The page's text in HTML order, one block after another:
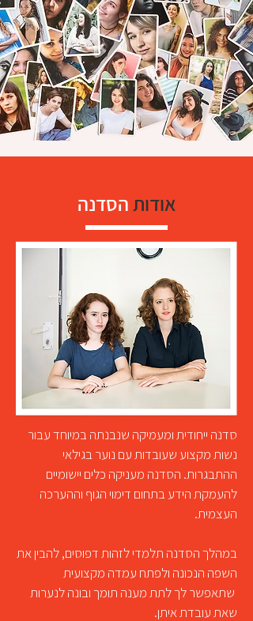
אודותהסדנה
סדנה ייחודית ומעמיקה שנבנתה במיוחד עבור
נשות מקצוע שעובדות עם נוער בגילאי
ההתבגרות. הסדנה מעניקה כלים יישומיים
להעמקת הידע בתחום דימוי הגוף וההערכה
העצמית.
במהלך הסדנה תלמדי לזהות דפוסים, להבין את
השפה הנכונה ולפתח עמדה מקצועית
שתאפשר לך לתת מענה תומך ובונה לנערות
שאת עובדת איתן.